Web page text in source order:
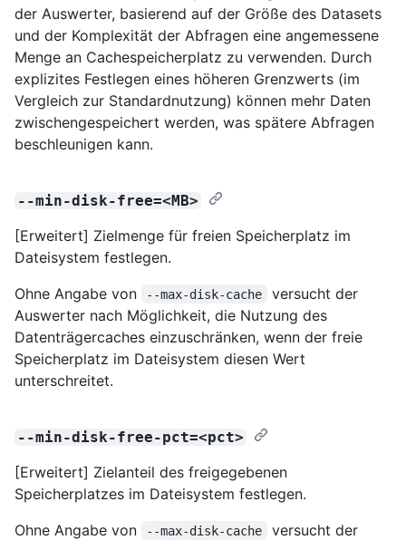
der Auswerter, basierend auf der Größe des Datasets
und der Komplexität der Abfragen eine angemessene
Menge an Cachespeicherplatz zu verwenden. Durch
explizites Festlegen eines höheren Grenzwerts (im
Vergleich zur Standardnutzung) können mehr Daten
zwischengespeichert werden, was spätere Abfragen
beschleunigen kann.
--min-disk-free=<MB>
[Erweitert] Zielmenge für freien Speicherplatz im
Dateisystem festlegen.
Ohne Angabe von
--max-disk-cache
versucht der
Auswerter nach Möglichkeit, die Nutzung des
Datenträgercaches einzuschränken, wenn der freie
Speicherplatz im Dateisystem diesen Wert
unterschreitet.
--min-disk-free-pct=<pct>
[Erweitert] Zielanteil des freigegebenen
Speicherplatzes im Dateisystem festlegen.
Ohne Angabe von
--max-disk-cache
versucht der